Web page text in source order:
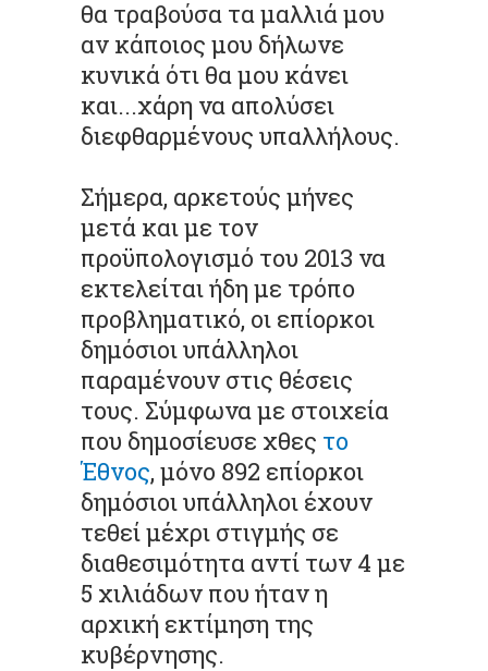
θα τραβούσα τα μαλλιά μου
αν κάποιος μου δήλωνε
κυνικά ότι θα μου κάνει
και...χάρη να απολύσει
διεφθαρμένους υπαλλήλους.
Σήμερα, αρκετούς μήνες
μετά και με τον
προϋπολογισμό του 2013 να
εκτελείται ήδη με τρόπο
προβληματικό, οι επίορκοι
δημόσιοι υπάλληλοι
παραμένουν στις θέσεις
τους. Σύμφωνα με στοιχεία
που δημοσίευσε χθες το
Έθνος, μόνο 892 επίορκοι
δημόσιοι υπάλληλοι έχουν
τεθεί μέχρι στιγμής σε
διαθεσιμότητα αντί των 4 με
5 χιλιάδων που ήταν η
αρχική εκτίμηση της
κυβέρνησης.